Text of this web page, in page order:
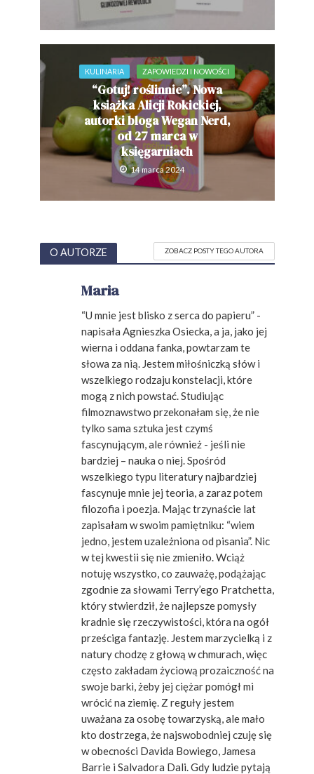
KULINARIA ZAPOWIEDZI I NOWOŚCI
“Gotuj! roślinnie”. Nowa
książka Alicji Rokickiej,
autorki bloga Wegan Nerd,
od 27 marca w
księgarniach
14 marca 2024
O AUTORZE ZOBACZ POSTY TEGO AUTORA
Maria
“U mnie jest blisko z serca do papieru” -
napisała Agnieszka Osiecka, a ja, jako jej
wierna i oddana fanka, powtarzam te
słowa za nią. Jestem miłośniczką słów i
wszelkiego rodzaju konstelacji, które
mogą z nich powstać. Studiując
filmoznawstwo przekonałam się, że nie
tylko sama sztuka jest czymś
fascynującym, ale również - jeśli nie
bardziej – nauka o niej. Spośród
wszelkiego typu literatury najbardziej
fascynuje mnie jej teoria, a zaraz potem
filozofia i poezja. Mając trzynaście lat
zapisałam w swoim pamiętniku: “wiem
jedno, jestem uzależniona od pisania”. Nic
w tej kwestii się nie zmieniło. Wciąż
notuję wszystko, co zauważę, podążając
zgodnie za słowami Terry’ego Pratchetta,
który stwierdził, że najlepsze pomysły
kradnie się rzeczywistości, która na ogół
prześciga fantazję. Jestem marzycielką i z
natury chodzę z głową w chmurach, więc
często zakładam życiową prozaiczność na
swoje barki, żeby jej ciężar pomógł mi
wrócić na ziemię. Z reguły jestem
uważana za osobę towarzyską, ale mało
kto dostrzega, że najswobodniej czuję się
w obecności Davida Bowiego, Jamesa
Barrie i Salvadora Dali. Gdy ludzie pytają